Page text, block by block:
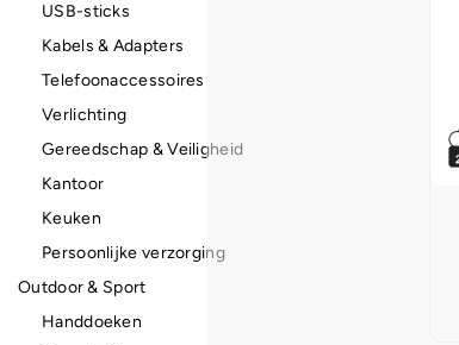
USB-sticks
Kabels & Adapters
Telefoonaccessoires
Verlichting
Gereedschap & Veiligheid
Kantoor
Keuken
Persoonlijke verzorging
Outdoor & Sport
Handdoeken